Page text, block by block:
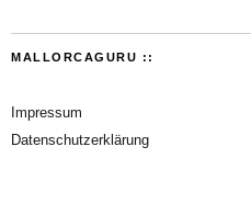
MALLORCAGURU ::
Impressum
Datenschutzerklärung